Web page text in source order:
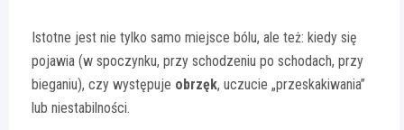
Istotne jest nie tylko samo miejsce bólu, ale też: kiedy się
pojawia (w spoczynku, przy schodzeniu po schodach, przy
bieganiu), czy występuje obrzęk, uczucie „przeskakiwania”
lub niestabilności.